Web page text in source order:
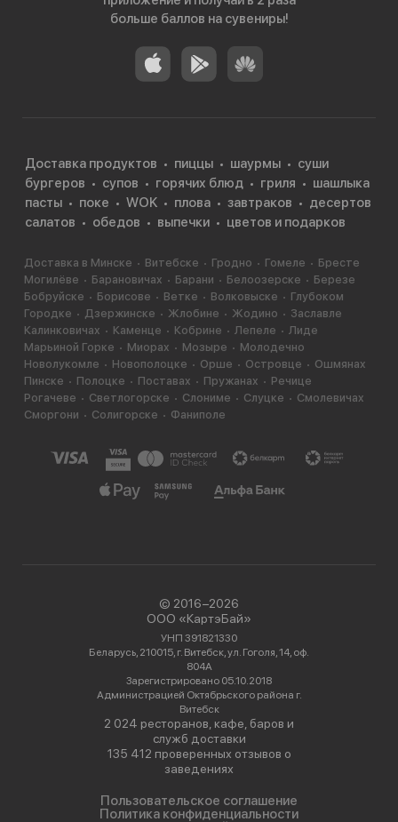
больше баллов на сувениры!
Доставка продуктов пиццы шаурмы
суши
бургеров
супов горячих блюд гриля
шашлыка
пасты
поке WOK плова завтраков
десертов
салатов
обедов выпечки цветов и подарков
Доставка в Минске Витебске Гродно Гомеле
Бресте
Могилёве
Барановичах Барани Белоозерске
Березе
Бобруйске
Борисове Ветке Волковыске
Глубоком
Городке
Дзержинске Жлобине Жодино
Заславле
Калинковичах
Каменце Кобрине Лепеле
Лиде
Марьиной Горке
Миорах Мозыре
Молодечно
Новолукомле
Новополоцке Орше Островце
Ошмянах
Пинске
Полоцке Поставах Пружанах
Речице
Рогачеве
Светлогорске Слониме Слуцке
Смолевичах
Сморгони
Солигорске Фаниполе
© 2016−2026
ООО «КартэБай»
УНП 391821330
Беларусь, 210015, г. Витебск, ул. Гоголя, 14, оф.
804А
Зарегистрировано 05.10.2018
Администрацией Октябрьского района г.
Витебск
2 024 ресторанов, кафе, баров и
служб доставки
135 412 проверенных отзывов о
заведениях
Пользовательское соглашение
Политика конфиденциальности